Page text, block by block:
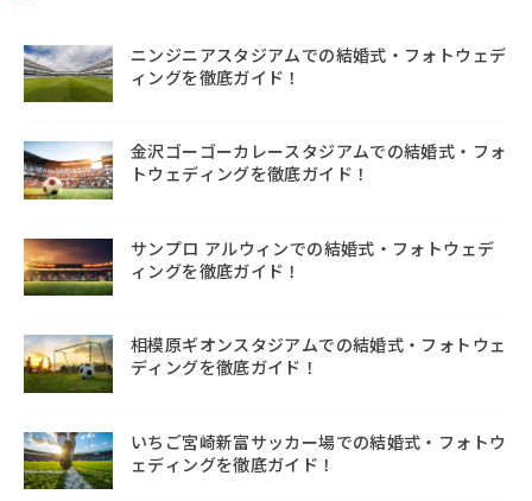
ニンジニアスタジアムでの結婚式・フォトウェデ
ィングを徹底ガイド！
金沢ゴーゴーカレースタジアムでの結婚式・フォ
トウェディングを徹底ガイド！
サンプロ アルウィンでの結婚式・フォトウェデ
ィングを徹底ガイド！
相模原ギオンスタジアムでの結婚式・フォトウェ
ディングを徹底ガイド！
いちご宮崎新富サッカー場での結婚式・フォトウ
ェディングを徹底ガイド！